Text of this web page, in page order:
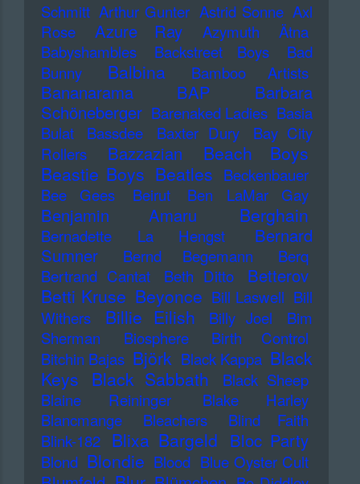
Schmitt Arthur Gunter Astrid Sonne Axl
Rose
Azure Ray Azymuth
Ätna
Babyshambles
Backstreet Boys
Bad
Bunny
Balbina Bamboo Artists
Bananarama BAP
Barbara
Schöneberger Barenaked Ladies Basia
Bulat
Bassdee Baxter Dury
Bay City
Rollers
Bazzazian
Beach Boys
Beastie Boys Beatles Beckenbauer
Bee Gees
Beirut Ben LaMar Gay
Benjamin Amaru Berghain
Bernadette La Hengst
Bernard
Sumner
Bernd Begemann
Berq
Bertrand Cantat
Beth Ditto Betterov
Betti Kruse Beyonce Bill Laswell Bill
Withers
Billie Eilish Billy Joel
Bim
Sherman
Biosphere
Birth Control
Bitchin Bajas Björk Black Kappa Black
Keys Black Sabbath
Black Sheep
Blaine Reininger
Blake Harley
Blancmange
Bleachers
Blind Faith
Blink-182 Blixa Bargeld Bloc Party
Blond Blondie Blood Blue Oyster Cult